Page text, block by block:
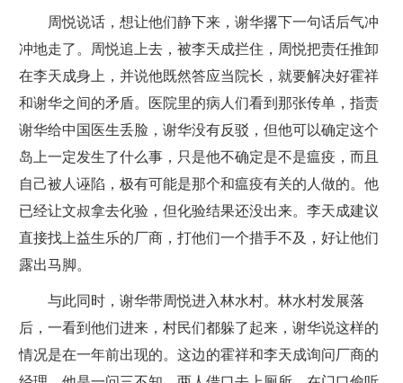
周悦说话，想让他们静下来，谢华撂下一句话后气冲
冲地走了。周悦追上去，被李天成拦住，周悦把责任推卸
在李天成身上，并说他既然答应当院长，就要解决好霍祥
和谢华之间的矛盾。医院里的病人们看到那张传单，指责
谢华给中国医生丢脸，谢华没有反驳，但他可以确定这个
岛上一定发生了什么事，只是他不确定是不是瘟疫，而且
自己被人诬陷，极有可能是那个和瘟疫有关的人做的。他
已经让文叔拿去化验，但化验结果还没出来。李天成建议
直接找上益生乐的厂商，打他们一个措手不及，好让他们
露出马脚。
与此同时，谢华带周悦进入林水村。林水村发展落
后，一看到他们进来，村民们都躲了起来，谢华说这样的
情况是在一年前出现的。这边的霍祥和李天成询问厂商的